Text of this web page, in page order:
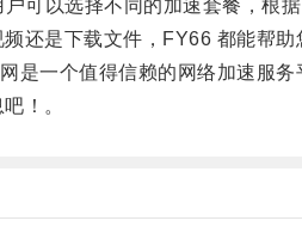
以选择不同的加速套餐，根据
是下载文件，FY66 都能帮助
一个值得信赖的网络加速服务
！。